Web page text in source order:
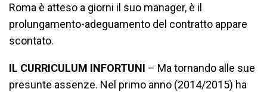
Roma è atteso a giorni il suo manager, è il
prolungamento-adeguamento del contratto appare
scontato.
IL CURRICULUM INFORTUNI – Ma tornando alle sue
presunte assenze. Nel primo anno (2014/2015) ha